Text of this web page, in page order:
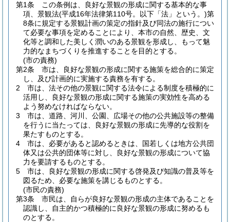
第1条
この条例は、良好な景観の形成に関する基本的な事
項、景観法(平成16年法律第110号。以下「法」という。)第
8条に規定する景観計画の策定の指針及び同法の施行につい
て必要な事項を定めることにより、本市の自然、歴史、文
化等と調和した美しく潤いのある景観を形成し、もって魅
力的なまちづくりを推進することを目的とする。
(市の責務)
第2条
市は、良好な景観の形成に関する施策を総合的に策定
し、及び計画的に実施する責務を有する。
2
市は、法その他の景観に関する法令による制度を積極的に
活用し、良好な景観の形成に関する施策の実効性を高める
よう努めなければならない。
3
市は、道路、河川、公園、広場その他の公共施設等の整備
を行うに当たっては、良好な景観の形成に先導的な役割を
果たすものとする。
4
市は、必要があると認めるときは、国若しくは地方公共団
体又は公共的団体等に対し、良好な景観の形成について協
力を要請するものとする。
5
市は、良好な景観の形成に関する啓発及び知識の普及等を
図るため、必要な施策を講じるものとする。
(市民の責務)
第3条
市民は、自らが良好な景観の形成の主体であることを
認識し、自主的かつ積極的に良好な景観の形成に努めるも
のとする。